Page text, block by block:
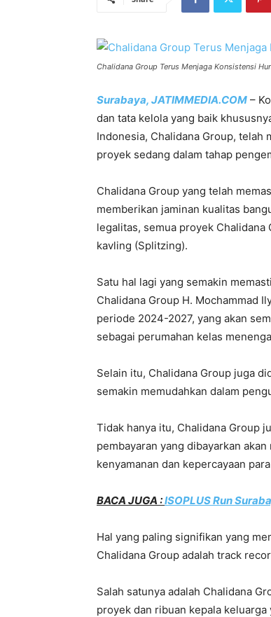
Chalidana Group Terus Menjaga Konsistensi
Surabaya, JATIMMEDIA.COM –
dan tata kelola yang baik
Indonesia, Chalidana Group,
proyek sedang dalam tahap
Chalidana Group yang telah
memberikan jaminan kualitas
legalitas, semua proyek
kavling (Splitzing).
Satu hal lagi yang semakin
Chalidana Group H. Mochammad
periode 2024-2027, yang akan
sebagai perumahan kelas
Selain itu, Chalidana Group juga
semakin memudahkan dalam
Tidak hanya itu, Chalidana Group
pembayaran yang dibayarkan
kenyamanan dan kepercayaan
BACA JUGA :ISOPLUS Run
Hal yang paling signifikan yang
Chalidana Group adalah track
Salah satunya adalah Chalidana
proyek dan ribuan kepala